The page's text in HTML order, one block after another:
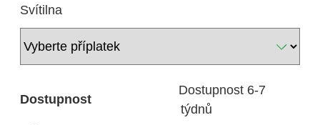
Svítilna
Dostupnost
Dostupnost 6-7
týdnů